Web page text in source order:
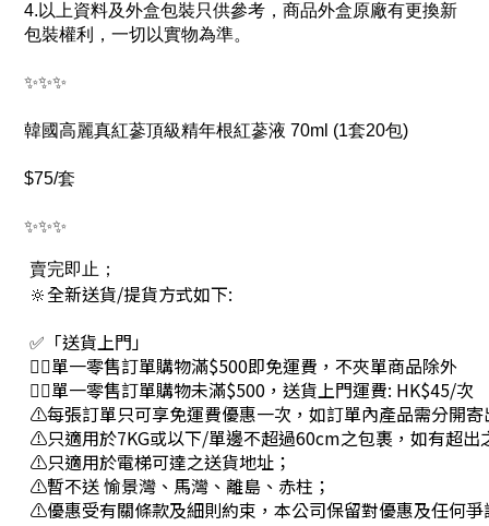
4.以上資料及外盒包裝只供參考，商品外盒原廠有更換新
包裝權利，一切以實物為準。
✨✨✨
韓國高麗真紅蔘頂級精年根紅蔘液 70ml (1套20包)
$75/套
✨✨✨
賣完即止；
🔆全新送貨/提貨方式如下:
✅「送貨上門」
👉🏻單一零售訂單購物滿$500即免運費，不夾單商品除外
👉🏻單一零售訂單購物未滿$500，送貨上門運費: HK$45/次
⚠每張訂單只可享免運費優惠一次，如訂單內產品需分開
⚠只適用於7KG或以下/單邊不超過60cm之包裹，如有超出
⚠只適用於電梯可達之送貨地址；
⚠暫不送 愉景灣、馬灣、離島、赤柱；
⚠優惠受有關條款及細則約束，本公司保留對優惠及任何